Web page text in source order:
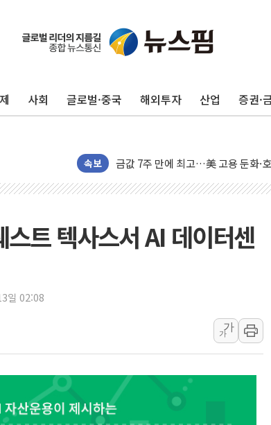
사회 글로벌·중국 해외투자 산업 증권·
속보
구광모, 내주 실리콘밸리서 젠슨 황
김정관 장관 "영업이익 N% 성과
뉴욕증시 프리뷰, 미 주가선물 AI
금값 7주 만에 최고…美 고용 둔화·
[인도증시] 중동 긴장 완화에 실적
[베트남 증시] 지수 하락 속 'DGC'
'월가의 황제' 다이먼 "금융시장 레
양주 섬유염색공장서 화재 1명 중
김정관 산업부 장관 "주 52시간 손
해군 1함대 창설 80주년…지역과
[3보] 북, 원산서 동해로 단거리 탄
우크라 드론 전술, 중남미 콜롬비아
주한미군 "오산기지 누출, 백린 아
구미 폐염산처리업체서 불 2시간30
트 텍사스서 AI 데이터센
일 02:08
가
가